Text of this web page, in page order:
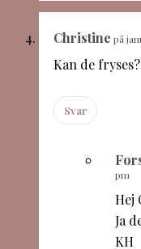
Christine på
Kan de
Svar
pm
Hej
Ja
KH